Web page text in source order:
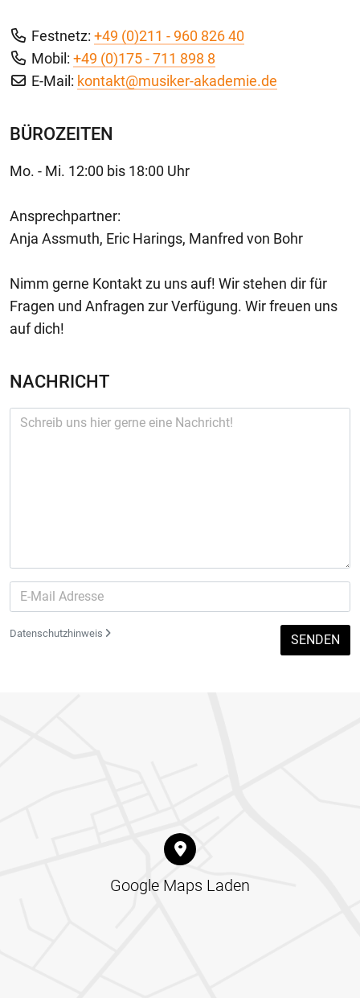
Festnetz: +49 (0)211 - 960 826 40
Mobil: +49 (0)175 - 711 898 8
E-Mail: kontakt@musiker-akademie.de
BÜROZEITEN
Mo. - Mi. 12:00 bis 18:00 Uhr
Ansprechpartner:
Anja Assmuth, Eric Harings, Manfred von Bohr
Nimm gerne Kontakt zu uns auf! Wir stehen dir für
Fragen und Anfragen zur Verfügung. Wir freuen uns
auf dich!
NACHRICHT
Datenschutzhinweis SENDEN
Google Maps Laden